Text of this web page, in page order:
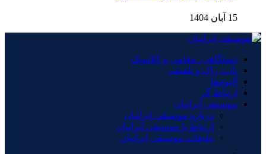
15 آبان 1404
دستگاهی، مقامی و کلاسیک
پاپ، راک و تلفیقی
آلبوم‌ها
ارتباط گر
موسیقی ایرانیان
درباره موسیقی ایرانیان
ارتباط با موسیقی ایرانیان
تبلیغات موسیقی ایرانیان